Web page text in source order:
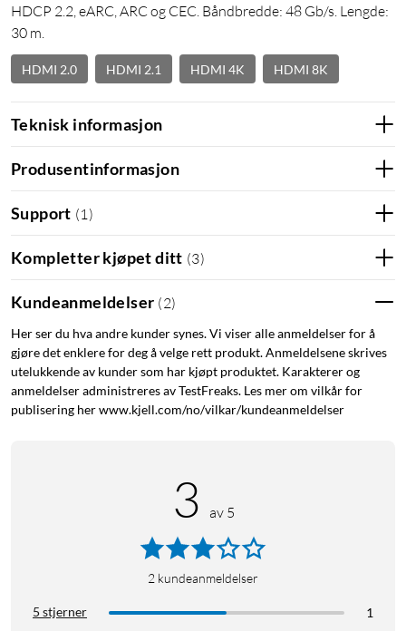
HDCP 2.2, eARC, ARC og CEC. Båndbredde: 48 Gb/s. Lengde:
30 m.
HDMI 2.0 HDMI 2.1 HDMI 4K HDMI 8K
Teknisk informasjon
Produsentinformasjon
Support (1 )
Kompletter kjøpet ditt (3)
Kundeanmeldelser (2)
Her ser du hva andre kunder synes. Vi viser alle anmeldelser for å
gjøre det enklere for deg å velge rett produkt. Anmeldelsene skrives
utelukkende av kunder som har kjøpt produktet. Karakterer og
anmeldelser administreres av TestFreaks. Les mer om vilkår for
publisering her www.kjell.com/no/vilkar/kundeanmeldelser
3 av 5
2 kundeanmeldelser
5 stjerner 1